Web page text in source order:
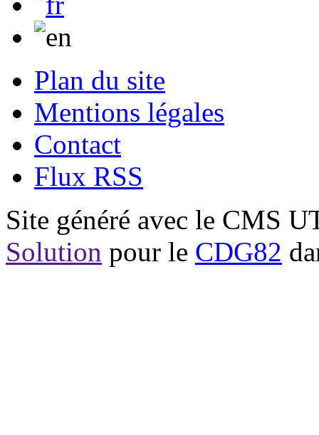
Plan du site
Mentions légales
Contact
Flux RSS
Site généré avec le CMS
Solution pour le CDG82